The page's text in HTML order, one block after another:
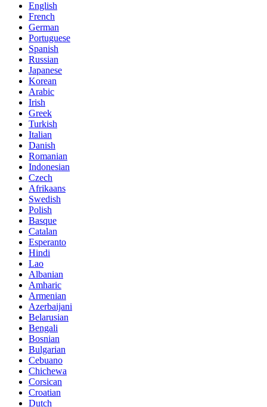
English
French
German
Portuguese
Spanish
Russian
Japanese
Korean
Arabic
Irish
Greek
Turkish
Italian
Danish
Romanian
Indonesian
Czech
Afrikaans
Swedish
Polish
Basque
Catalan
Esperanto
Hindi
Lao
Albanian
Amharic
Armenian
Azerbaijani
Belarusian
Bengali
Bosnian
Bulgarian
Cebuano
Chichewa
Corsican
Croatian
Dutch